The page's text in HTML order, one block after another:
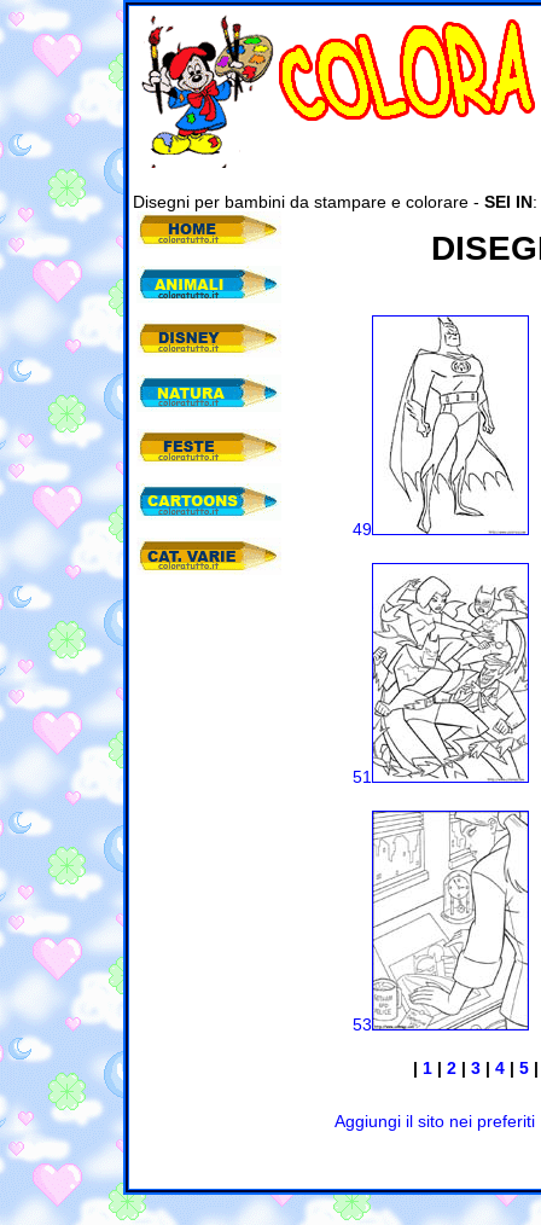
Disegni per bambini da stampare e colorare - SEI IN:
49
51
53
| 1 | 2 | 3 | 4 | 5
Aggiungi il sito nei preferiti